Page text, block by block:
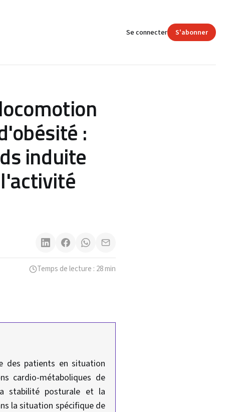
Se connecter S'abonner
:
induite
Temps de lecture : 28 min
des patients en situation
cardio-métaboliques de
stabilité posturale et la
la situation spécifique de